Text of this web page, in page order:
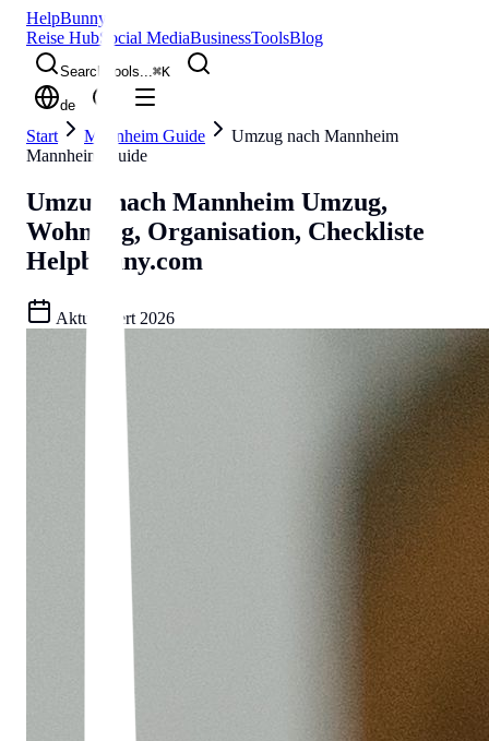
HelpBunny
Reise HubSocial MediaBusinessToolsBlog
Search tools...⌘K
de
Start Mannheim Guide
Umzug nach Mannheim
Mannheim Guide
Umzug nach Mannheim Umzug,
Wohnung, Organisation, Checkliste
Helpbunny.com
Aktualisiert 2026